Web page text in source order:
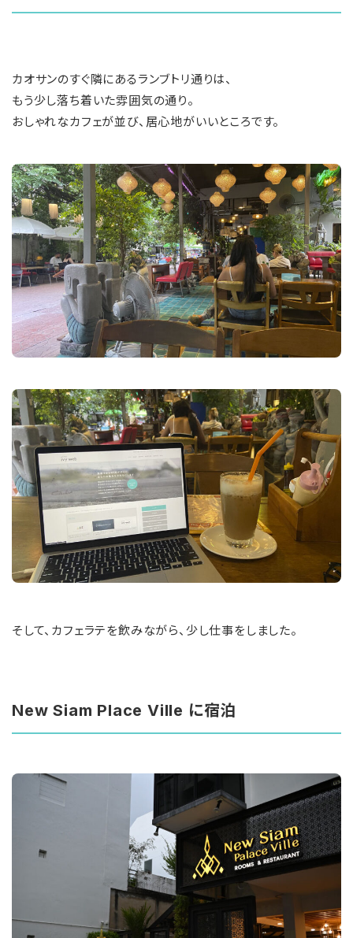
カオサンのすぐ隣にあるランブトリ通りは、
もう少し落ち着いた雰囲気の通り。
おしゃれなカフェが並び、居心地がいいところです。
そして、カフェラテを飲みながら、少し仕事をしました。
New Siam Place Ville に宿泊